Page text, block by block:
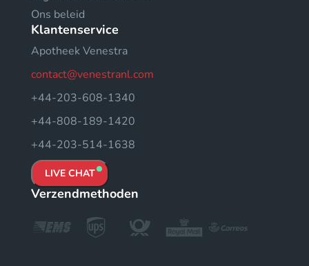
Ons beleid
Klantenservice
Apotheek Venestra
contact@venestranl.com
+44-203-608-1340
+44-808-189-1420
+44-203-514-1638
LIVE CHAT
Verzendmethoden